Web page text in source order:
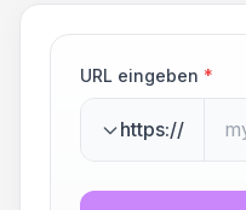
URL eingeben *
https://